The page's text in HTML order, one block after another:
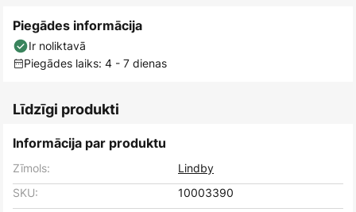
Piegādes informācija
Ir noliktavā
Piegādes laiks: 4 - 7 dienas
Līdzīgi produkti
Informācija par produktu
Zīmols:
Lindby
SKU:
10003390